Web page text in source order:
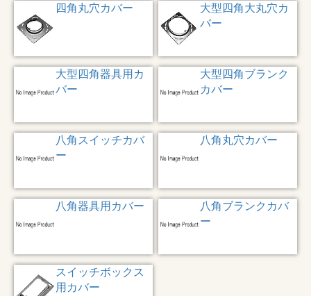
四角丸穴カバー
大型四角大丸穴カ
バー
大型四角器具用カ
バー
大型四角ブランク
カバー
八角スイッチカバ
ー
八角丸穴カバー
八角器具用カバー
八角ブランクカバ
ー
スイッチボックス
用カバー